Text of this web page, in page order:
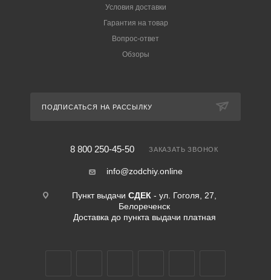
Условия доставки
Гарантия на товар
Вопрос-ответ
Обзоры
ПОДПИСАТЬСЯ НА РАССЫЛКУ
8 800 250-45-50 ЗАКАЗАТЬ ЗВОНОК
info@zodchiy.online
Пункт выдачи СДЕК - ул. Гоголя, 27,
Белореченск
Доставка до пункта выдачи платная